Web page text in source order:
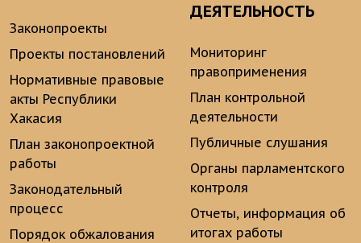
Законопроекты
Проекты постановлений
Нормативные правовые
акты Республики
Хакасия
План законопроектной
работы
Законодательный
процесс
Порядок обжалования
ДЕЯТЕЛЬНОСТЬ
Мониторинг
правоприменения
План контрольной
деятельности
Публичные слушания
Органы парламентского
контроля
Отчеты, информация об
итогах работы